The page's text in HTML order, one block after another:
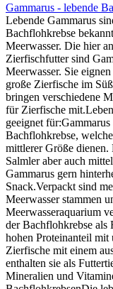
Gammarus - lebende
Lebende Gammarus
Bachflohkrebse
Meerwasser. Die hier
Zierfischfutter sind
Meerwasser. Sie
große Zierfische im
bringen verschiedene
für Zierfische
geeignet
Bachflohkrebse,
mittlerer Größe dienen.
Salmler aber auch
Gammarus gern
Snack.Verpackt sind
Meerwasser stammen
Meerwasseraquarium
der Bachflohkrebse als
hohen Proteinanteil mit
Zierfische mit einem
enthalten sie als
Mineralien und